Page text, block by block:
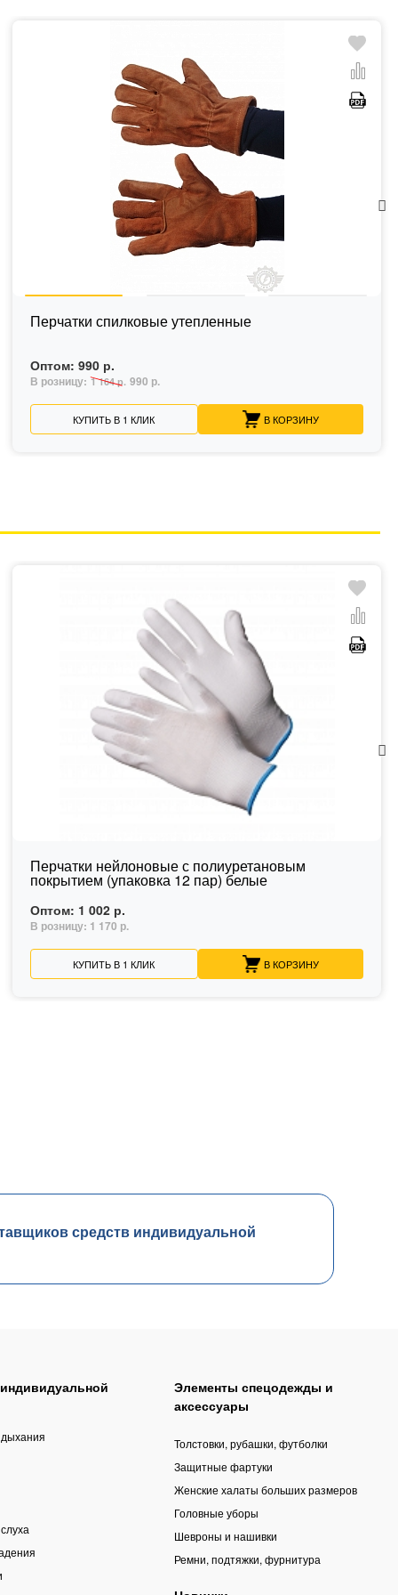
Перчатки спилковые утепленные
Оптом: 990 р.
В розницу: 1 164 р. 990 р.
КУПИТЬ В 1 КЛИК В КОРЗИНУ
Перчатки нейлоновые с полиуретановым
покрытием (упаковка 12 пар) белые
Оптом: 1 002 р.
В розницу: 1 170 р.
КУПИТЬ В 1 КЛИК В КОРЗИНУ
средств индивидуальной
Элементы спецодежды и
аксессуары
Толстовки, рубашки, футболки
Защитные фартуки
Женские халаты больших размеров
Головные уборы
Шевроны и нашивки
Ремни, подтяжки, фурнитура